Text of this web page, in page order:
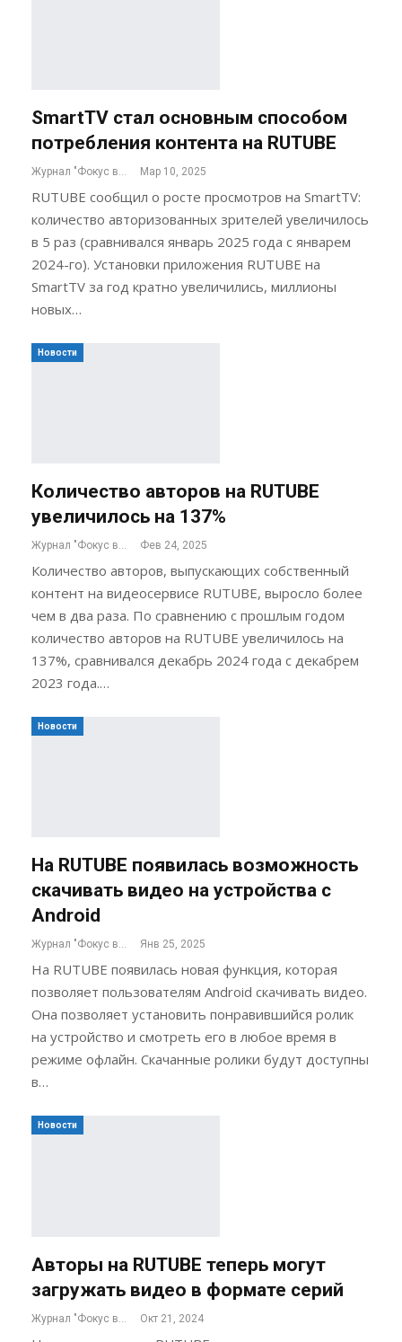
SmartTV стал основным способом
потребления контента на RUTUBE
Мар 10, 2025
RUTUBE сообщил о росте просмотров на SmartTV:
количество авторизованных зрителей увеличилось
в 5 раз (сравнивался январь 2025 года с январем
2024-го). Установки приложения RUTUBE на
SmartTV за год кратно увеличились, миллионы
новых…
Новости
Количество авторов на RUTUBE
увеличилось на 137%
Журнал "Фокус внимания" Фев 24, 2025
Количество авторов, выпускающих собственный
контент на видеосервисе RUTUBE, выросло более
чем в два раза. По сравнению с прошлым годом
количество авторов на RUTUBE увеличилось на
137%, сравнивался декабрь 2024 года с декабрем
2023 года.…
Новости
На RUTUBE появилась возможность
скачивать видео на устройства с
Android
Журнал "Фокус внимания" Янв 25, 2025
На RUTUBE появилась новая функция, которая
позволяет пользователям Android скачивать видео.
Она позволяет установить понравившийся ролик
на устройство и смотреть его в любое время в
режиме офлайн. Скачанные ролики будут доступны
в…
Новости
Авторы на RUTUBE теперь могут
загружать видео в формате серий
Окт 21, 2024